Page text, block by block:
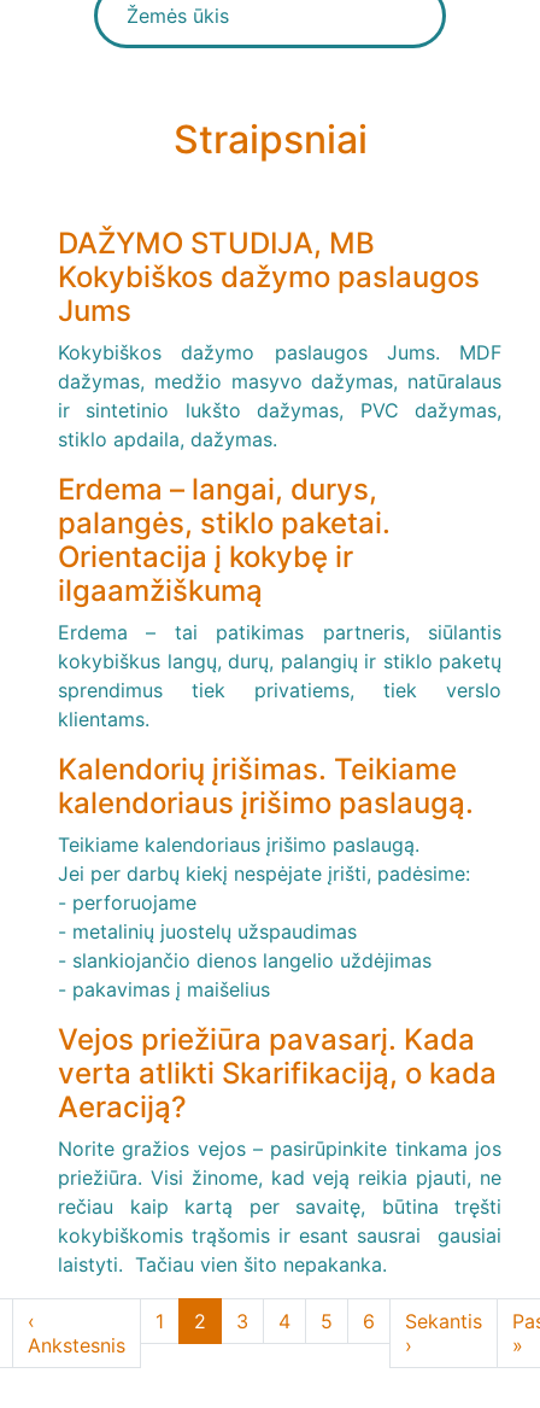
Žemės ūkis
Straipsniai
DAŽYMO STUDIJA, MB
Kokybiškos dažymo paslaugos
Jums
Kokybiškos dažymo paslaugos Jums. MDF
dažymas, medžio masyvo dažymas, natūralaus
ir sintetinio lukšto dažymas, PVC dažymas,
stiklo apdaila, dažymas.
Erdema – langai, durys,
palangės, stiklo paketai.
Orientacija į kokybę ir
ilgaamžiškumą
Erdema – tai patikimas partneris, siūlantis
kokybiškus langų, durų, palangių ir stiklo paketų
sprendimus tiek privatiems, tiek verslo
klientams.
Kalendorių įrišimas. Teikiame
kalendoriaus įrišimo paslaugą.
Teikiame kalendoriaus įrišimo paslaugą.
Jei per darbų kiekį nespėjate įrišti, padėsime:
- perforuojame
- metalinių juostelų užspaudimas
- slankiojančio dienos langelio uždėjimas
- pakavimas į maišelius
Vejos priežiūra pavasarį. Kada
verta atlikti Skarifikaciją, o kada
Aeraciją?
Norite gražios vejos – pasirūpinkite tinkama jos
priežiūra. Visi žinome, kad veją reikia pjauti, ne
rečiau kaip kartą per savaitę, būtina tręšti
kokybiškomis trąšomis ir esant sausrai gausiai
laistyti. Tačiau vien šito nepakanka.
Pagination
Previous
page
‹
Ankstesnis
Page
1
Current
page
2 Page
3 Page
4 Page
5 Page
6
Next
page
Sekantis
›
»